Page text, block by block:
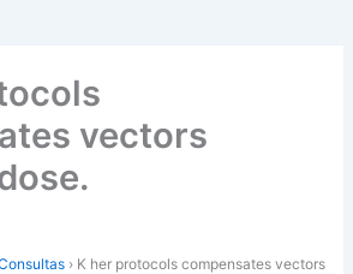
vectors
› K her protocols compensates vectors